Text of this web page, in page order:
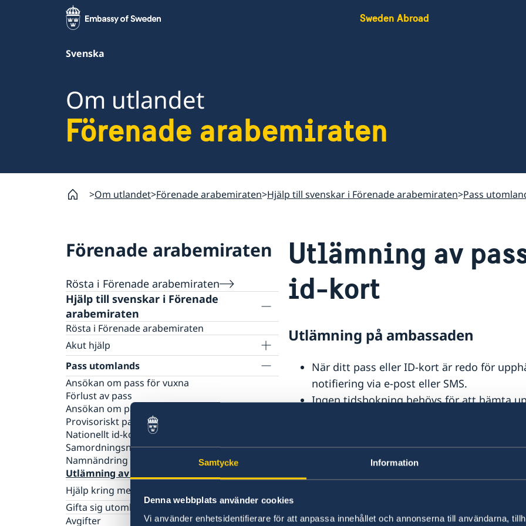
Samtycke Information
Denna webbplats använder cookies
Vi använder enhetsidentifierare för att anpassa innehållet och annonserna till användarna,
Sweden Abroad
Svenska
Om utlandet
Förenade arabemiraten
Om utlandet Förenade arabemiraten Hjälp till svenskar i Förenade arabemiraten Pass
Förenade arabemiraten
Rösta i Förenade arabemiraten
Hjälp till svenskar i Förenade
arabemiraten
Rösta i Förenade arabemiraten
Akut hjälp
Ekonomiskt nödställd
Om du blir sjuk eller råkar ut för en olycka
Juridisk hjälp i utlandet
Larmcentraler
Pass utomlands
Ansökan om pass för vuxna
Förlust av pass
Ansökan om pass för barn under 18 år
Provisoriskt pass
Nationellt id-kort
Samordningsnummer
Namnändring
Utlämning av pass och nationellt id-kort
Hjälp kring medborgarskap
Om svenskt medborgarskap
Gifta sig utomlands
Avgifter
Utlämning av
id-kort
Utlämning på ambassaden
När ditt pass eller ID-kort är redo för
notifiering via e-post eller SMS.
Ingen tidsbokning behövs för att hämta
ambassaden. Upphämtning sker endast
Vuxna över 18 år måste hämta sitt pass/
under 18 år krävs att en
kortet. Barnet behöver inte närvara vid
Viktigt att ta med vid